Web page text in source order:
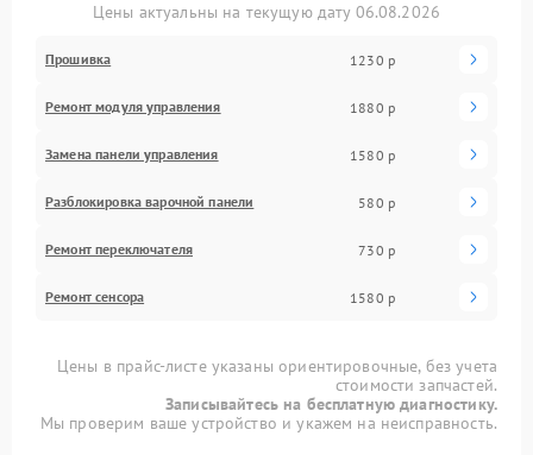
Цены актуальны на текущую дату 06.08.2026
Прошивка 1230 р
Ремонт модуля управления 1880 р
Замена панели управления 1580 р
Разблокировка варочной панели 580 р
Ремонт переключателя 730 р
Ремонт сенсора 1580 р
Цены в прайс-листе указаны ориентировочные, без учета
стоимости запчастей.
Записывайтесь на бесплатную диагностику.
Мы проверим ваше устройство и укажем на неисправность.